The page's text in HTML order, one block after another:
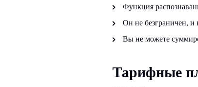
Функция
Он не безграничен, и
Вы не можете
Тарифные